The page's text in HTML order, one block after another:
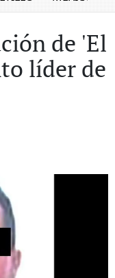
de 'El
líder de